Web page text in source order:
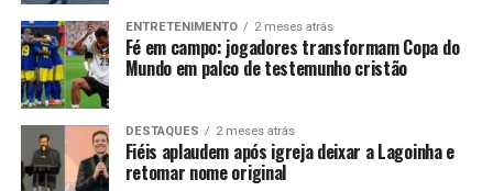
ENTRETENIMENTO 2 meses atrás
Fé em campo: jogadores transformam Copa do
Mundo em palco de testemunho cristão
DESTAQUES 2 meses atrás
Fiéis aplaudem após igreja deixar a Lagoinha e
retomar nome original